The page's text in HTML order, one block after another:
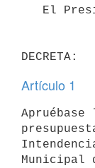
Artículo 1
Municipal